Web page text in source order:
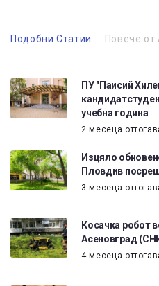
Подобни Статии Повече от
ПУ "Паисий
учебна година
2 месеца
Изцяло
Пловдив
3 месеца
Косачка робот
Асеновград
4 месеца